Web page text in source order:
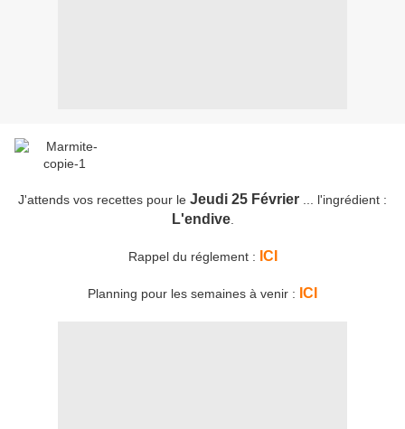
J'attends vos recettes pour le Jeudi 25 Février ... l'ingrédient :
L'endive.
Rappel du réglement : ICI
Planning pour les semaines à venir : ICI